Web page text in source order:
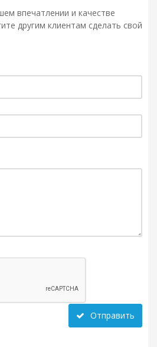
впечатлении и качестве
другим клиентам сделать свой
Отправить